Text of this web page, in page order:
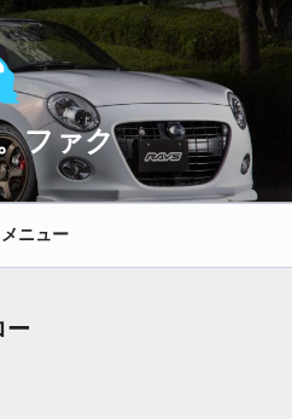
ファク
メニュー
ー